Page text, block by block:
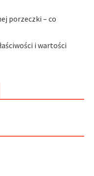
porzeczki – co
i wartości